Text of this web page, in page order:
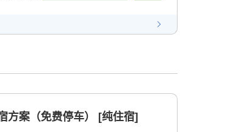
方案（免费停车） [纯住宿]